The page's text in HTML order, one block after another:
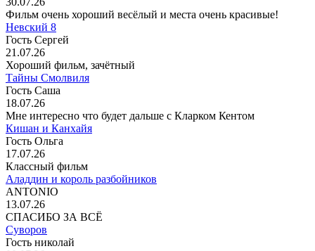
Фильм очень хороший весёлый и места очень красивые!
Невский 8
Гость Сергей
21.07.26
Хороший фильм, зачётный
Тайны Смолвиля
Гость Саша
18.07.26
Мне интересно что будет дальше с Кларком Кентом
Кишан и Канхайя
Гость Ольга
17.07.26
Классный фильм
Аладдин и король разбойников
ANTONIO
13.07.26
СПАСИБО ЗА ВСЁ
Суворов
Гость николай